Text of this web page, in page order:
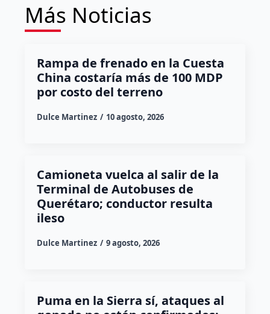
Más Noticias
Rampa de frenado en la Cuesta
China costaría más de 100 MDP
por costo del terreno
Dulce Martinez 10 agosto, 2026
Camioneta vuelca al salir de la
Terminal de Autobuses de
Querétaro; conductor resulta
ileso
Dulce Martinez 9 agosto, 2026
Puma en la Sierra sí, ataques al